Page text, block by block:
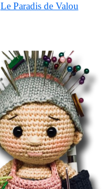
Le Paradis de Valou